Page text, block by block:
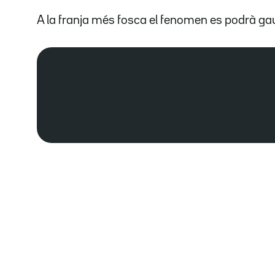
A la franja més fosca el fenomen es podrà